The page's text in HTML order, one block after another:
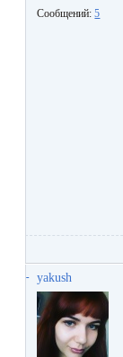
уходу
Виды
воска
для
депиляции
Сообщений:5
yakush